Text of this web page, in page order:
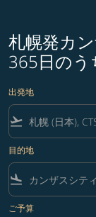
札幌発カ
365日のう
出発地
flight_takeoff
目的地
flight_land
ご予算